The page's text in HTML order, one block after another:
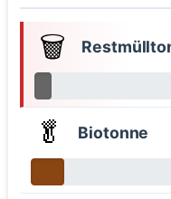
🗑️
🥬 Biotonne